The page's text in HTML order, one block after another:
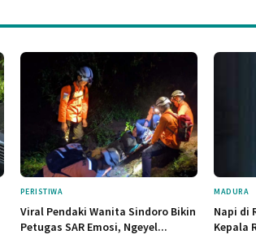
PERISTIWA
Viral Pendaki Wanita Sindoro Bikin
Petugas SAR Emosi, Ngeyel...
MADURA
Napi di
Kepala